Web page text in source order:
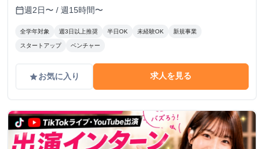
calendar_today週2日〜 / 週15時間〜
全学年対象 週3日以上推奨 半日OK 未経験OK 新規事業
スタートアップ ベンチャー
gradeお気に入り 求人を見る